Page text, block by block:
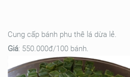
Cung cấp bánh phu thê lá dừa lẻ.
Giá: 550.000đ/100 bánh.